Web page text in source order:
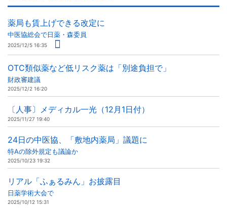
薬局も賃上げできる改定に
中医協総会で日薬・森委員
2025/12/5 16:35
OTC類似薬など低リスク薬は「別途負担で」
財政審建議
2025/12/2 16:20
〔人事〕メディカル一光（12月1日付）
2025/11/27 19:40
24日の中医協、「敷地内薬局」議題に
特Aの除外規定も議論か
2025/10/23 19:32
リアル「ふぁるみん」お披露目
日薬学術大会で
2025/10/12 15:31